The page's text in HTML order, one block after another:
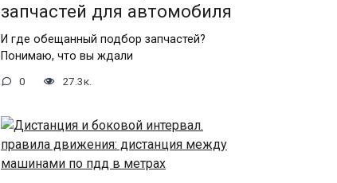
запчастей для автомобиля
И где обещанный подбор запчастей?
Понимаю, что вы ждали
0 27.3к.